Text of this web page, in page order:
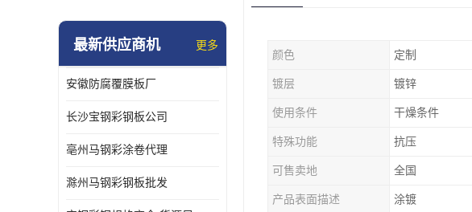
最新供应商机 更多
安徽防腐覆膜板厂
长沙宝钢彩钢板公司
亳州马钢彩涂卷代理
滁州马钢彩钢板批发
颜色 定制
镀层 镀锌
使用条件 干燥条件
特殊功能 抗压
可售卖地 全国
产品表面描述 涂镀